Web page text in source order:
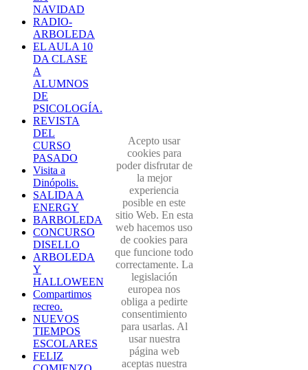
NAVIDAD
RADIO-
ARBOLEDA
EL AULA 10
DA CLASE
A
ALUMNOS
DE
PSICOLOGÍA.
REVISTA
DEL
CURSO
PASADO
Visita a
Dinópolis.
SALIDA A
ENERGY
BARBOLEDA
CONCURSO
DISELLO
ARBOLEDA
Y
HALLOWEEN
Compartimos
recreo.
NUEVOS
TIEMPOS
ESCOLARES
FELIZ
Acepto usar
cookies para
poder disfrutar de
la mejor
experiencia
posible en este
sitio Web. En esta
web hacemos uso
de cookies para
que funcione todo
correctamente. La
legislación
europea nos
obliga a pedirte
consentimiento
para usarlas. Al
usar nuestra
página web
aceptas nuestra